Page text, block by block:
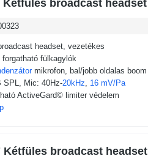
Kétfüles broadcast headset
headset, vezetékes
fülkagylók
mikrofon, bal/jobb oldalas boom
SPL, Mic: 40Hz-20kHz, 16 mV/Pa
ActiveGard© limiter védelem
Kétfüles broadcast headset